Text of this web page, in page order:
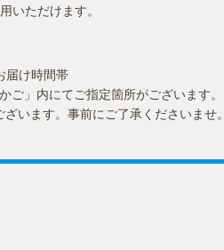
いただけます。
ご」内にてご指定箇所がございます。
います。事前にご了承くださいませ。